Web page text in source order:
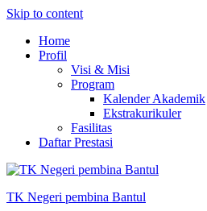
Skip to content
Home
Profil
Visi & Misi
Program
Kalender Akademik
Ekstrakurikuler
Fasilitas
Daftar Prestasi
TK Negeri pembina Bantul